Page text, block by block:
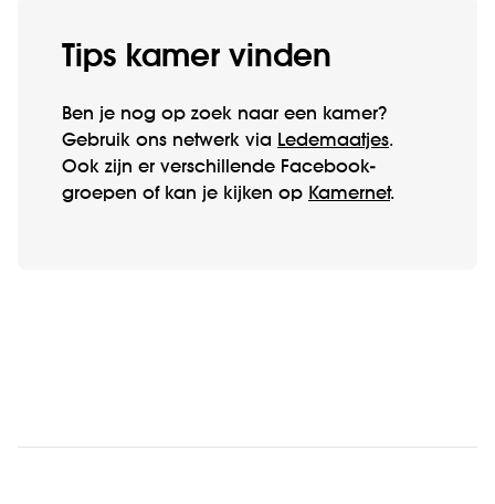
Tips kamer vinden
Ben je nog op zoek naar een kamer?
Gebruik ons netwerk via Ledemaatjes.
Ook zijn er verschillende Facebook-
groepen of kan je kijken op Kamernet.